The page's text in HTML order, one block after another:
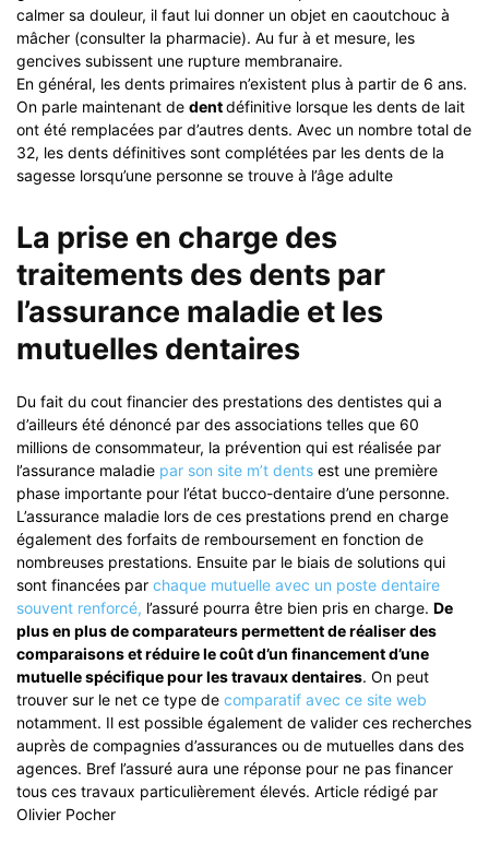
calmer sa douleur, il faut lui donner un objet en caoutchouc à
mâcher (consulter la pharmacie). Au fur à et mesure, les
gencives subissent une rupture membranaire.
En général, les dents primaires n’existent plus à partir de 6 ans.
On parle maintenant de dentdéfinitive lorsque les dents de lait
ont été remplacées par d’autres dents. Avec un nombre total de
32, les dents définitives sont complétées par les dents de la
sagesse lorsqu’une personne se trouve à l’âge adulte
La prise en charge des
traitements des dents par
l’assurance maladie et les
mutuelles dentaires
Du fait du cout financier des prestations des dentistes qui a
d’ailleurs été dénoncé par des associations telles que 60
millions de consommateur, la prévention qui est réalisée par
l’assurance maladie par son site m’t dents est une première
phase importante pour l’état bucco-dentaire d’une personne.
L’assurance maladie lors de ces prestations prend en charge
également des forfaits de remboursement en fonction de
nombreuses prestations. Ensuite par le biais de solutions qui
sont financées par chaque mutuelle avec un poste dentaire
souvent renforcé, l’assuré pourra être bien pris en charge. De
plus en plus de comparateurs permettent de réaliser des
comparaisons et réduire le coût d’un financement d’une
mutuelle spécifique pour les travaux dentaires. On peut
trouver sur le net ce type de comparatif avec ce site web
notamment. Il est possible également de valider ces recherches
auprès de compagnies d’assurances ou de mutuelles dans des
agences. Bref l’assuré aura une réponse pour ne pas financer
tous ces travaux particulièrement élevés. Article rédigé par
Olivier Pocher